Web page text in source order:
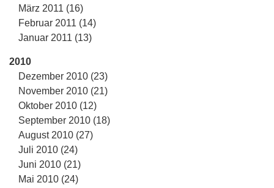
März 2011 (16)
Februar 2011 (14)
Januar 2011 (13)
2010
Dezember 2010 (23)
November 2010 (21)
Oktober 2010 (12)
September 2010 (18)
August 2010 (27)
Juli 2010 (24)
Juni 2010 (21)
Mai 2010 (24)